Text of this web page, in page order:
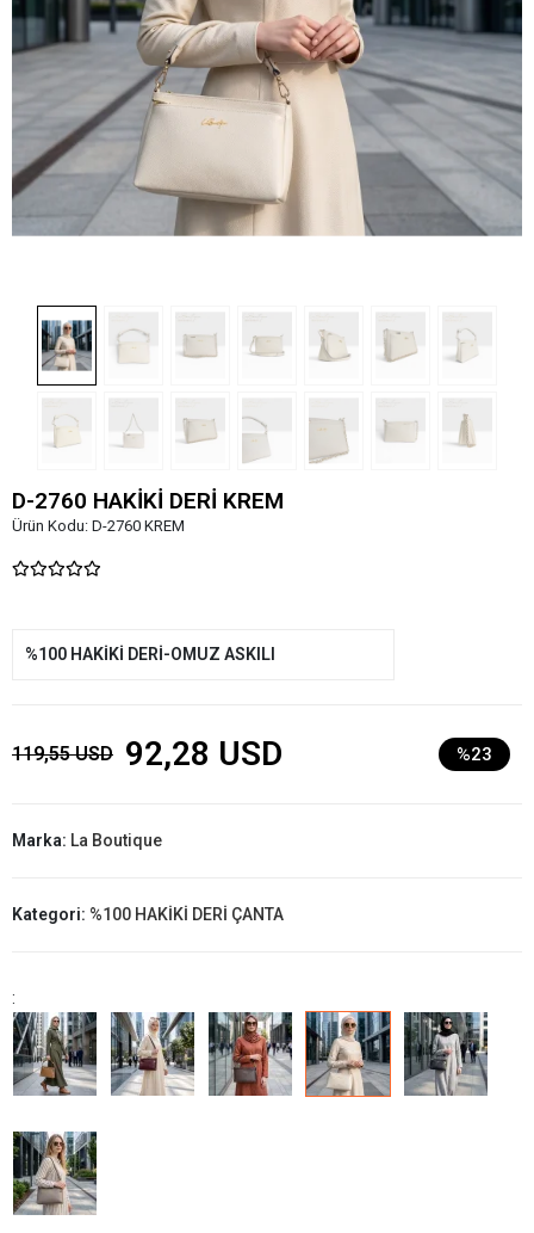
D-2760 HAKİKİ DERİ KREM
Ürün Kodu: D-2760 KREM
%100 HAKİKİ DERİ-OMUZ ASKILI
119,55 USD 92,28 USD %23
Marka: La Boutique
Kategori: %100 HAKİKİ DERİ ÇANTA
: